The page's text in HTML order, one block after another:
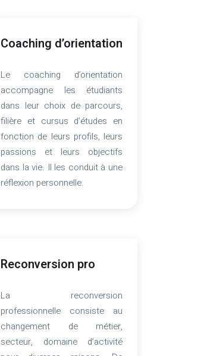
Coaching d’orientation
Le coaching d’orientation
accompagne les étudiants
dans leur choix de parcours,
filière et cursus d’études en
fonction de leurs profils, leurs
passions et leurs objectifs
dans la vie. Il les conduit à une
réflexion personnelle.
Reconversion pro
La reconversion
professionnelle consiste au
changement de métier,
secteur, domaine d’activité